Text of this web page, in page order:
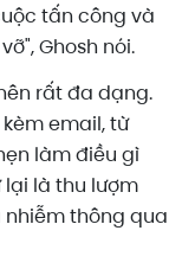
tấn công và
Ghosh nói.
rất đa dạng.
email, từ
làm điều gì
là thu lượm
thông qua